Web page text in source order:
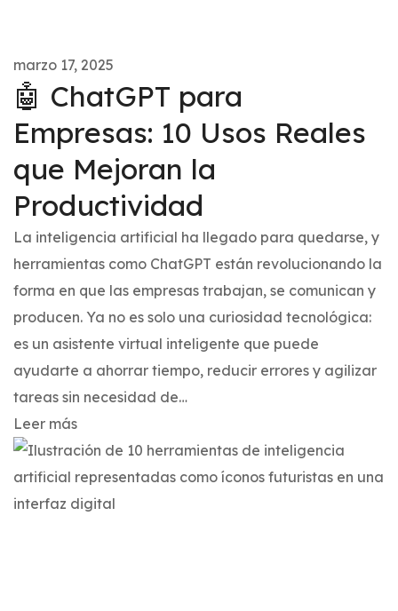
marzo 17, 2025
🤖 ChatGPT para
Empresas: 10 Usos Reales
que Mejoran la
Productividad
La inteligencia artificial ha llegado para quedarse, y
herramientas como ChatGPT están revolucionando la
forma en que las empresas trabajan, se comunican y
producen. Ya no es solo una curiosidad tecnológica:
es un asistente virtual inteligente que puede
ayudarte a ahorrar tiempo, reducir errores y agilizar
tareas sin necesidad de…
Leer más